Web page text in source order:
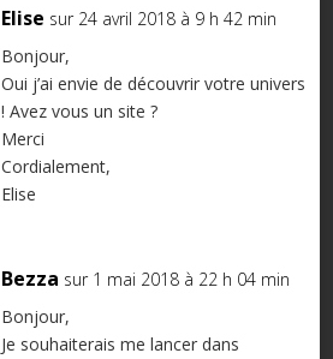
Elise sur 24 avril 2018 à 9 h 42 min
Bonjour,
Oui j’ai envie de découvrir votre univers
! Avez vous un site ?
Merci
Cordialement,
Elise
Bezza sur 1 mai 2018 à 22 h 04 min
Bonjour,
Je souhaiterais me lancer dans